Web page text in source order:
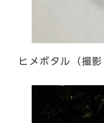
ヒメボタル（撮